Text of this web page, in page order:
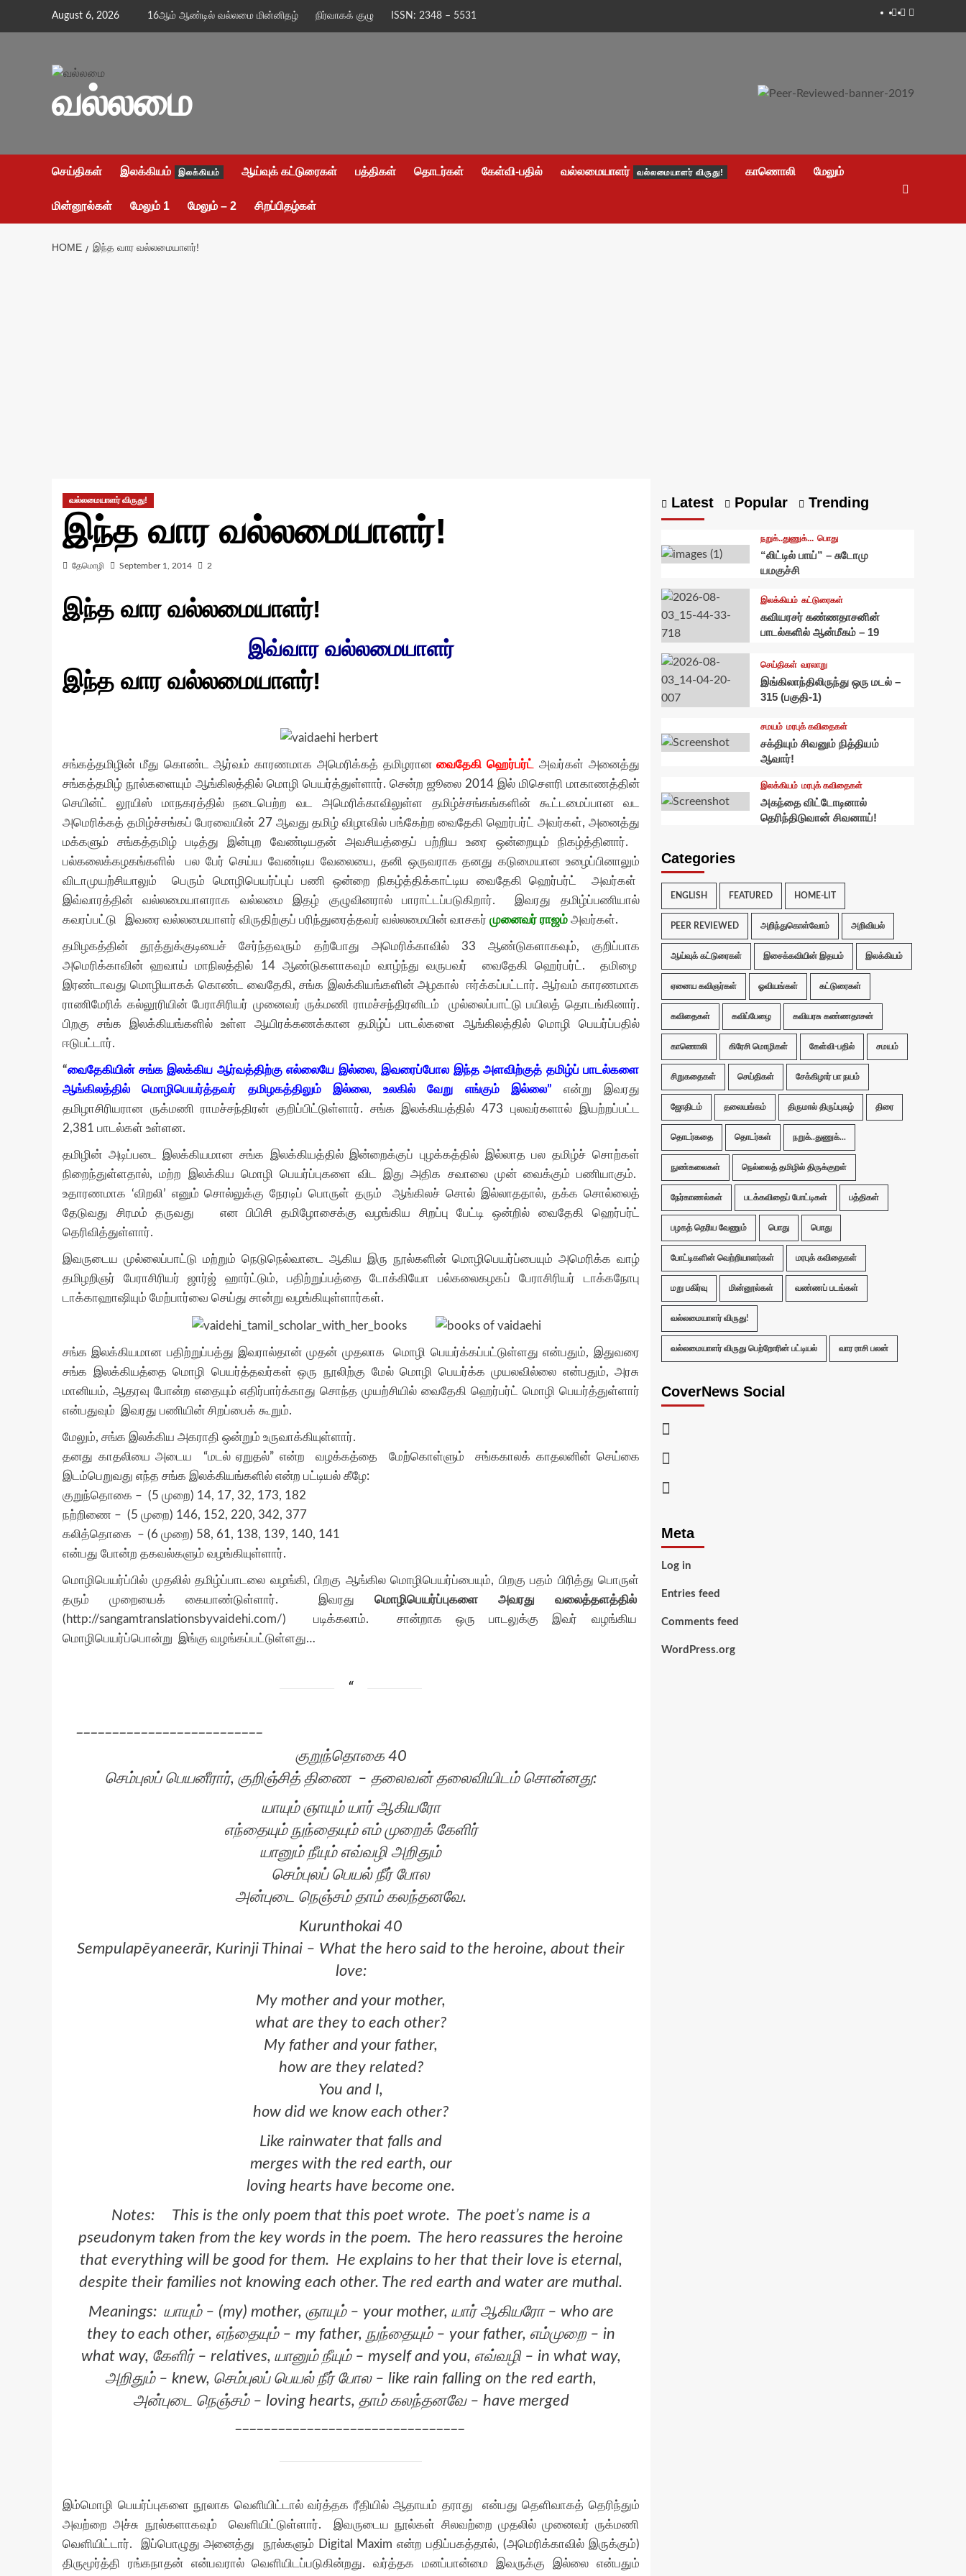
August 6, 2026 16ஆம் ஆண்டில் வல்லமை மின்னிதழ் நிர்வாகக் குழு ISSN: 2348 – 5531 Facebook
Twitter
Youtube
வல்லமை
செய்திகள் இலக்கியம் இலக்கியம் ஆய்வுக் கட்டுரைகள் பத்திகள் தொடர்கள் கேள்வி-பதில் வல்லமையாளர் வல்லமையாளர் விருது! காணொலி மேலும்
மின்னூல்கள் மேலும் 1 மேலும் – 2 சிறப்பிதழ்கள்
HOME இந்த வார வல்லமையாளர்!
வல்லமையாளர் விருது!
இந்த வார வல்லமையாளர்!
தேமொழி September 1, 2014 2
இந்த வார வல்லமையாளர்!
இவ்வார வல்லமையாளர்
இந்த வார வல்லமையாளர்!
சங்கத்தமிழின் மீது கொண்ட ஆர்வம் காரணமாக அமெரிக்கத் தமிழரானவைதேகி ஹெர்பர்ட் அவர்கள் அனைத்து
சங்கத்தமிழ் நூல்களையும் ஆங்கிலத்தில் மொழி பெயர்த்துள்ளார். சென்ற ஜூலை 2014 இல் மிசௌரி மாகாணத்தின்
செயின்ட் லூயிஸ் மாநகரத்தில் நடைபெற்ற வட அமெரிக்காவிலுள்ள தமிழ்ச்சங்கங்களின் கூட்டமைப்பான வட
அமெரிக்கத் தமிழ்ச்சங்கப் பேரவையின் 27 ஆவது தமிழ் விழாவில் பங்கேற்ற வைதேகி ஹெர்பர்ட் அவர்கள், அனைத்து
மக்களும் சங்கத்தமிழ் படித்து இன்புற வேண்டியதன் அவசியத்தைப் பற்றிய உரை ஒன்றையும் நிகழ்த்தினார்.
பல்கலைக்கழகங்களில் பல பேர் செய்ய வேண்டிய வேலையை, தனி ஒருவராக தனது கடுமையான உழைப்பினாலும்
விடாமுயற்சியாலும் பெரும் மொழிபெயர்ப்புப் பணி ஒன்றை நிகழ்த்திக்காட்டிய வைதேகி ஹெர்பர்ட் அவர்கள்
இவ்வாரத்தின் வல்லமையாளராக வல்லமை இதழ் குழுவினரால் பாராட்டப்படுகிறார். இவரது தமிழ்ப்பணியால்
கவரப்பட்டு இவரை வல்லமையாளர் விருதிற்குப் பரிந்துரைத்தவர் வல்லமையின் வாசகர் முனைவர் ராஜம் அவர்கள்.
தமிழகத்தின் தூத்துக்குடியைச் சேர்ந்தவரும் தற்போது அமெரிக்காவில் 33 ஆண்டுகளாகவும், குறிப்பாக
அமெரிக்காவின் ஹவாய் மாநிலத்தில் 14 ஆண்டுகளாகவும் வாழ்ந்து வருபவர் வைதேகி ஹெர்பர்ட். தமிழை
இரண்டாவது மொழியாகக் கொண்ட வைதேகி, சங்க இலக்கியங்களின் அழகால் ஈர்க்கப்பட்டார். ஆர்வம் காரணமாக
ராணிமேரிக் கல்லூரியின் பேராசிரியர் முனைவர் ருக்மணி ராமச்சந்திரனிடம் முல்லைப்பாட்டு பயிலத் தொடங்கினார்.
பிறகு சங்க இலக்கியங்களில் உள்ள ஆயிரக்கணக்கான தமிழ்ப் பாடல்களை ஆங்கிலத்தில் மொழி பெயர்ப்பதில்
ஈடுபட்டார்.
“வைதேகியின் சங்க இலக்கிய ஆர்வத்திற்கு எல்லையே இல்லை, இவரைப்போல இந்த அளவிற்குத் தமிழ்ப் பாடல்களை
ஆங்கிலத்தில் மொழிபெயர்த்தவர் தமிழகத்திலும் இல்லை, உலகில் வேறு எங்கும் இல்லை” என்று இவரது
தமிழாசிரியரான ருக்மணி ராமச்சந்திரன் குறிப்பிட்டுள்ளார். சங்க இலக்கியத்தில் 473 புலவர்களால் இயற்றப்பட்ட
2,381 பாடல்கள் உள்ளன.
தமிழின் அடிப்படை இலக்கியமான சங்க இலக்கியத்தில் இன்றைக்குப் புழக்கத்தில் இல்லாத பல தமிழ்ச் சொற்கள்
நிறைந்துள்ளதால், மற்ற இலக்கிய மொழி பெயர்ப்புகளை விட இது அதிக சவாலை முன் வைக்கும் பணியாகும்.
உதாரணமாக ‘விறலி’ எனும் சொல்லுக்கு நேரடிப் பொருள் தரும் ஆங்கிலச் சொல் இல்லாததால், தக்க சொல்லைத்
தேடுவது சிரமம் தருவது என பிபிசி தமிழோசைக்கு வழங்கிய சிறப்பு பேட்டி ஒன்றில் வைதேகி ஹெர்பர்ட்
தெரிவித்துள்ளார்.
இவருடைய முல்லைப்பாட்டு மற்றும் நெடுநெல்வாடை ஆகிய இரு நூல்களின் மொழிபெயர்ப்பையும் அமெரிக்க வாழ்
தமிழறிஞர் பேராசிரியர் ஜார்ஜ் ஹார்ட்டும், பதிற்றுப்பத்தை டோக்கியோ பல்கலைகழகப் பேராசிரியர் டாக்கநோபு
டாக்காஹாஷியும் மேற்பார்வை செய்து சான்று வழங்கியுள்ளார்கள்.
சங்க இலக்கியமான பதிற்றுப்பத்து இவரால்தான் முதன் முதலாக மொழி பெயர்க்கப்பட்டுள்ளது என்பதும், இதுவரை
சங்க இலக்கியத்தை மொழி பெயர்த்தவர்கள் ஒரு நூலிற்கு மேல் மொழி பெயர்க்க முயலவில்லை என்பதும், அரசு
மானியம், ஆதரவு போன்ற எதையும் எதிர்பார்க்காது சொந்த முயற்சியில் வைதேகி ஹெர்பர்ட் மொழி பெயர்த்துள்ளார்
என்பதுவும் இவரது பணியின் சிறப்பைக் கூறும்.
மேலும், சங்க இலக்கிய அகராதி ஒன்றும் உருவாக்கியுள்ளார்.
தனது காதலியை அடைய “மடல் ஏறுதல்” என்ற வழக்கத்தை மேற்கொள்ளும் சங்ககாலக் காதலனின் செய்கை
இடம்பெறுவது எந்த சங்க இலக்கியங்களில் என்ற பட்டியல் கீழே:
குறுந்தொகை – (5 முறை) 14, 17, 32, 173, 182
நற்றிணை – (5 முறை) 146, 152, 220, 342, 377
கலித்தொகை – (6 முறை) 58, 61, 138, 139, 140, 141
என்பது போன்ற தகவல்களும் வழங்கியுள்ளார்.
மொழிபெயர்ப்பில் முதலில் தமிழ்ப்பாடலை வழங்கி, பிறகு ஆங்கில மொழிபெயர்ப்பையும், பிறகு பதம் பிரித்து பொருள்
தரும் முறையைக் கையாண்டுள்ளார். இவரது மொழிபெயர்ப்புகளை அவரது வலைத்தளத்தில்
(http://sangamtranslationsbyvaidehi.com/) படிக்கலாம். சான்றாக ஒரு பாடலுக்கு இவர் வழங்கிய
மொழிபெயர்ப்பொன்று இங்கு வழங்கப்பட்டுள்ளது…
குறுந்தொகை 40
செம்புலப் பெயனீரார், குறிஞ்சித் திணை – தலைவன் தலைவியிடம் சொன்னது:
யாயும் ஞாயும் யார் ஆகியரோ
எந்தையும் நுந்தையும் எம் முறைக் கேளிர்
யானும் நீயும் எவ்வழி அறிதும்
செம்புலப் பெயல் நீர் போல
அன்புடை நெஞ்சம் தாம் கலந்தனவே.
Kurunthokai 40
Sempulapēyaneerār, Kurinji Thinai – What the hero said to the heroine, about their
love:
My mother and your mother,
what are they to each other?
My father and your father,
how are they related?
You and I,
how did we know each other?
Like rainwater that falls and
merges with the red earth, our
loving hearts have become one.
Notes: This is the only poem that this poet wrote. The poet’s name is a
pseudonym taken from the key words in the poem. The hero reassures the heroine
that everything will be good for them. He explains to her that their love is eternal,
despite their families not knowing each other. The red earth and water are muthal.
Meanings: யாயும் – (my) mother, ஞாயும் – your mother, யார் ஆகியரோ – who are
they to each other, எந்தையும் – my father, நுந்தையும் – your father, எம்முறை – in
what way, கேளிர் – relatives, யானும் நீயும் – myself and you, எவ்வழி – in what way,
அறிதும் – knew, செம்புலப் பெயல் நீர் போல – like rain falling on the red earth,
அன்புடை நெஞ்சம் – loving hearts, தாம் கலந்தனவே – have merged
இம்மொழி பெயர்ப்புகளை நூலாக வெளியிட்டால் வர்த்தக ரீதியில் ஆதாயம் தராது என்பது தெளிவாகத் தெரிந்தும்
அவற்றை அச்சு நூல்களாகவும் வெளியிட்டுள்ளார். இவருடைய நூல்கள் சிலவற்றை முதலில் முனைவர் ருக்மணி
வெளியிட்டார். இப்பொழுது அனைத்து நூல்களும் Digital Maxim என்ற பதிப்பகத்தால், (அமெரிக்காவில் இருக்கும்)
திருமூர்த்தி ரங்கநாதன் என்பவரால் வெளியிடப்படுகின்றது. வர்த்தக மனப்பான்மை இவருக்கு இல்லை என்பதும்
Latest Popular Trending
நறுக்..துணுக்... பொது
“லிட்டில் பாய்” – சுடோமு
யமகுச்சி
இலக்கியம் கட்டுரைகள்
கவியரசர் கண்ணதாசனின்
பாடல்களில் ஆன்மீகம் – 19
செய்திகள் வரலாறு
இங்கிலாந்திலிருந்து ஒரு மடல் –
315 (பகுதி-1)
சமயம் மரபுக் கவிதைகள்
சக்தியும் சிவனும் நித்தியம்
ஆவார்!
இலக்கியம் மரபுக் கவிதைகள்
அகந்தை விட்டோடினால்
தெரிந்திடுவான் சிவனாய்!
Categories
ENGLISH FEATURED HOME-LIT
PEER REVIEWED அறிந்துகொள்வோம் அறிவியல்
ஆய்வுக் கட்டுரைகள் இசைக்கவியின் இதயம் இலக்கியம்
ஏனைய கவிஞர்கள் ஓவியங்கள் கட்டுரைகள்
கவிதைகள் கவிப்பேழை கவியரசு கண்ணதாசன்
காணொலி கிரேசி மொழிகள் கேள்வி-பதில் சமயம்
சிறுகதைகள் செய்திகள் சேக்கிழார் பா நயம்
ஜோதிடம் தலையங்கம் திருமால் திருப்புகழ் திரை
தொடர்கதை தொடர்கள் நறுக்..துணுக்...
நுண்கலைகள் நெல்லைத் தமிழில் திருக்குறள்
நேர்காணல்கள் படக்கவிதைப் போட்டிகள் பத்திகள்
பழகத் தெரிய வேணும் பொது பொது
போட்டிகளின் வெற்றியாளர்கள் மரபுக் கவிதைகள்
மறு பகிர்வு மின்னூல்கள் வண்ணப் படங்கள்
வல்லமையாளர் விருது!
வல்லமையாளர் விருது பெற்றோரின் பட்டியல் வார ராசி பலன்
CoverNews Social
Meta
Log in
Entries feed
Comments feed
WordPress.org